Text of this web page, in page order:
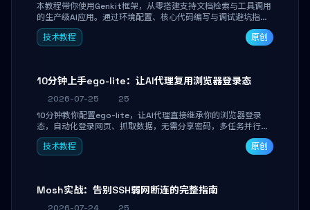
本教程带你使用Genkit框架，从零搭建支持文档检索与工具调用
的生产级AI应用。通过环境配置、核心代码编写与调试避坑指
南，学完即可掌握多模型切换、RAG管道构建及函数调用注册，
独立开发高效AI智能体。
技术教程 原创
10分钟上手ego-lite：让AI代理复用浏览器登录态
2026-07-25
25
10分钟教你配置ego-lite，让AI代理直接继承你的浏览器登录
态，自动化登录网页、抓取数据，无需分享密码，多任务并行不
干扰日常使用。
技术教程
原创
Mosh实战：告别SSH弱网断连的完整指南